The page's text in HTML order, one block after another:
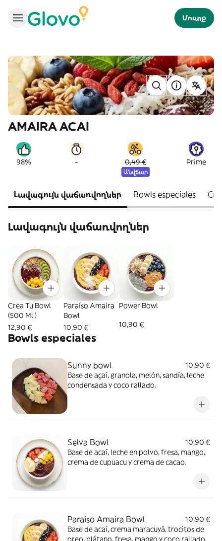
Մուտք
AMAIRA ACAI
98% - 0,49 €
Անվճար
Prime
Լավագույն վաճառվողներ Bowls especiales
Լավագույն վաճառվողներ
Crea Tu Bowl
(500 Ml.)
12,90 €
Paraíso Amaira
Bowl
10,90 €
Power Bowl
10,90 €
Bowls especiales
Sunny bowl
10,90 €
Base de açaí, granola, melón, sandía, leche
condensada y coco rallado.
Selva Bowl
10,90 €
Base de acaí, leche en polvo, fresa, mango,
crema de cupuacu y crema de cacao.
Paraíso Amaira Bowl
10,90 €
Base de acaí, crema maracuyá, trocitos de
oreo, plátano, fresa, mango y coco rallado.